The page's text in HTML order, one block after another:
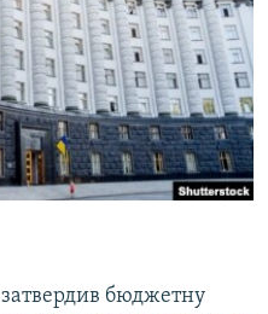
затвердив бюджетну